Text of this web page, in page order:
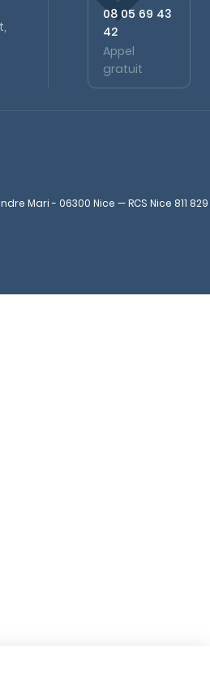
08 05 69 43
42
Appel
gratuit
Mari - 06300 Nice — RCS Nice 811